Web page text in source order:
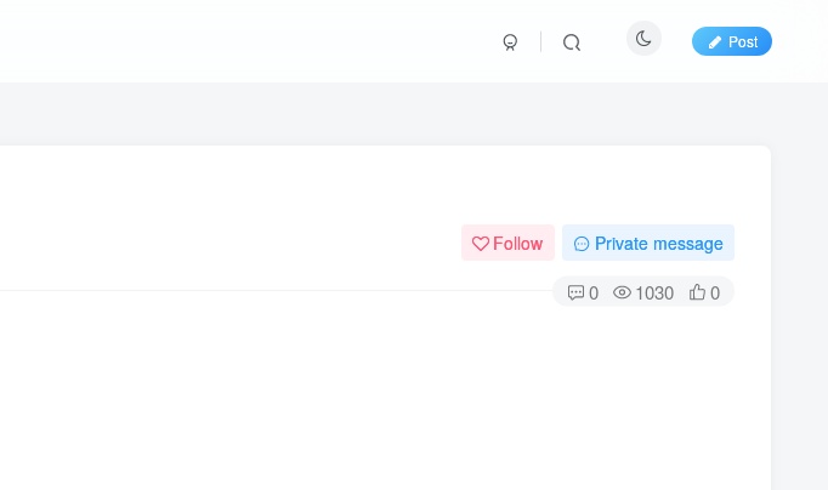
Post
Follow Private message
0 1030 0